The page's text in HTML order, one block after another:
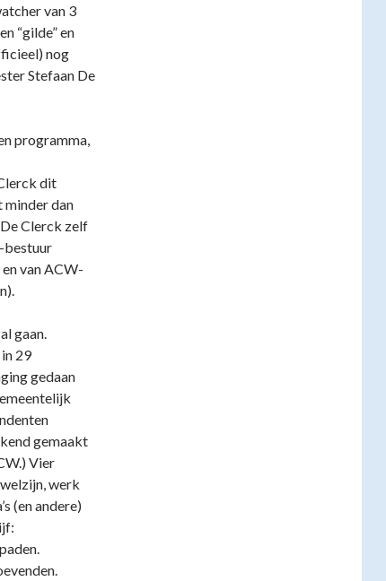
van 3
“gilde” en
nog
Stefaan De
programma,
dit
minder dan
Clerck zelf
bestuur
van ACW-
gaan.
29
gedaan
gemaakt
Vier
werk
(en andere)